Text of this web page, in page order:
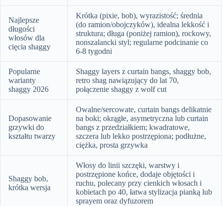
Najlepsze
długości
włosów dla
cięcia shaggy
Krótka (pixie, bob), wyrazistość; średnia
(do ramion/obojczyków), idealna lekkość i
struktura; długa (poniżej ramion), rockowy,
nonszalancki styl; regularne podcinanie co
6-8 tygodni
Popularne
warianty
shaggy 2026
Shaggy layers z curtain bangs, shaggy bob,
retro shag nawiązujący do lat 70,
połączenie shaggy z wolf cut
Dopasowanie
grzywki do
kształtu twarzy
Owalne/sercowate, curtain bangs delikatnie
na boki; okrągłe, asymetryczna lub curtain
bangs z przedziałkiem; kwadratowe,
szczera lub lekko postrzępiona; podłużne,
ciężka, prosta grzywka
Shaggy bob,
krótka wersja
Włosy do linii szczęki, warstwy i
postrzępione końce, dodaje objętości i
ruchu, polecany przy cienkich włosach i
kobietach po 40, łatwa stylizacja pianką lub
sprayem oraz dyfuzorem